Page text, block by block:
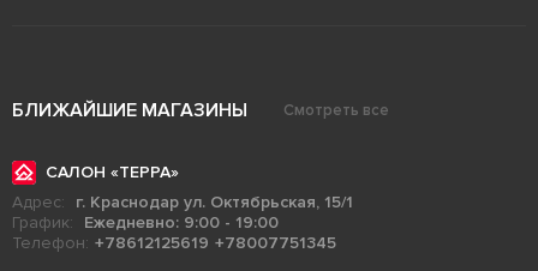
БЛИЖАЙШИЕ МАГАЗИНЫ Смотреть все
САЛОН «ТЕРРА»
Адрес:
г. Краснодар ул. Октябрьская, 15/1
График:
Ежедневно: 9:00 - 19:00
Телефон: +78612125619 +78007751345